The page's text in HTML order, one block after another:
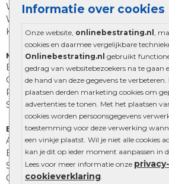
Informatie over cookies
Onze website, onlinebestrating.nl
,
cookies en daarmee vergelijkbare
Onlinebestrating.nl gebruikt
gedrag van websitebezoekers na te gaan
de hand van deze gegevens te
plaatsen derden marketing cookies om
advertenties te tonen. Met het plaatsen
cookies worden persoonsgegevens
toestemming voor deze verwerking
een vinkje plaatst. Wil je niet alle cookies
kan je dit op ieder moment aanpassen in
Lees voor meer informatie onze
cookieverklaring
Waalformaat
Wildverband bestrating
Kingstones
Muurelementen
Betonbielzen
Opsluitbanden
Palissades
Stapelblokken
Extra benodigdheden
Afwatering en diversen
Beplantings en betonelementen
Split, grind en zand
Oprit tegels